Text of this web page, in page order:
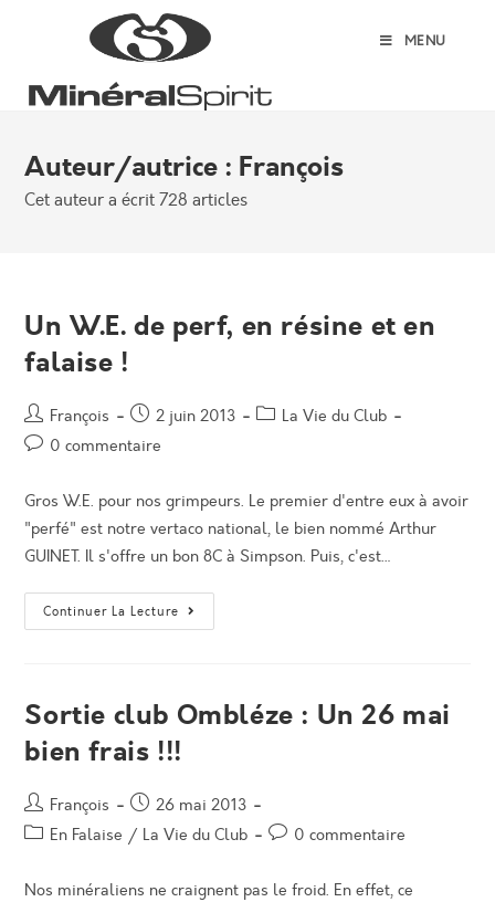
MENU
Auteur/autrice : François
Cet auteur a écrit 728 articles
Un W.E. de perf, en résine et en
falaise !
Auteur/autrice
de
François
Post
published:
2 juin 2013
PostLa Vie du Club
Post0 commentaire
Gros W.E. pour nos grimpeurs. Le premier d'entre eux à avoir
"perfé" est notre vertaco national, le bien nommé Arthur
GUINET. Il s'offre un bon 8C à Simpson. Puis, c'est…
Continuer La Lecture Un
W.E.
Et
En
!
Sortie club Ombléze : Un 26 mai
bien frais !!!
Auteur/autrice
de
François
Post
published:
26 mai 2013
PostEn Falaise / La Vie du Club
Post0 commentaire
Nos minéraliens ne craignent pas le froid. En effet, ce